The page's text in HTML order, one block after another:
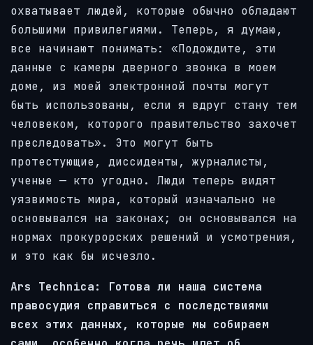
охватывает людей, которые обычно обладают
большими привилегиями. Теперь, я думаю,
все начинают понимать: «Подождите, эти
данные с камеры дверного звонка в моем
доме, из моей электронной почты могут
быть использованы, если я вдруг стану тем
человеком, которого правительство захочет
преследовать». Это могут быть
протестующие, диссиденты, журналисты,
ученые — кто угодно. Люди теперь видят
уязвимость мира, который изначально не
основывался на законах; он основывался на
нормах прокурорских решений и усмотрения,
и это как бы исчезло.
Ars Technica: Готова ли наша система
правосудия справиться с последствиями
всех этих данных, которые мы собираем